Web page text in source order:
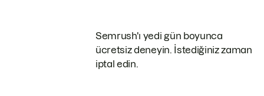
Semrush'ı yedi gün boyunca
ücretsiz deneyin. İstediğiniz zaman
iptal edin.